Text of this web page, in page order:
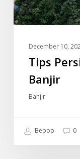
December 10,
Tips
Banjir
Banjir
Bepop 0